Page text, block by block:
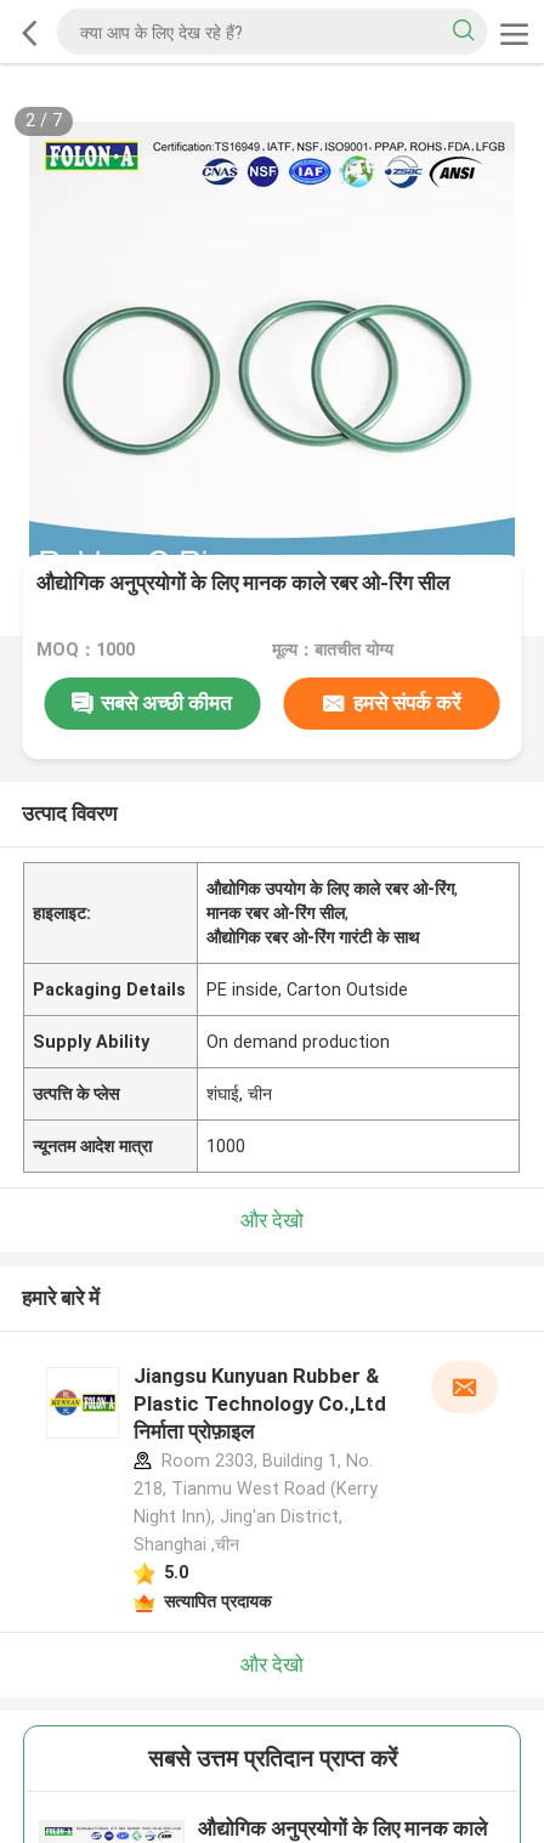
2/ 7
औद्योगिक अनुप्रयोगों के लिए मानक काले रबर ओ-रिंग सील
MOQ：1000 मूल्य：बातचीत योग्य
सबसे अच्छी कीमत हमसे संपर्क करें
उत्पाद विवरण
हाइलाइट:
औद्योगिक उपयोग के लिए काले रबर ओ-रिंग,
मानक रबर ओ-रिंग सील,
औद्योगिक रबर ओ-रिंग गारंटी के साथ
Packaging Details PE inside, Carton Outside
Supply Ability On demand production
उत्पत्ति के प्लेस शंघाई, चीन
न्यूनतम आदेश मात्रा 1000
और देखो
हमारे बारे में
Jiangsu Kunyuan Rubber &
Plastic Technology Co.,Ltd
निर्माता प्रोफ़ाइल
Room 2303, Building 1, No.
218, Tianmu West Road (Kerry
Night Inn), Jing'an District,
Shanghai ,चीन
5.0
सत्यापित प्रदायक
और देखो
सबसे उत्तम प्रतिदान प्राप्त करें
औद्योगिक अनुप्रयोगों के लिए मानक काले